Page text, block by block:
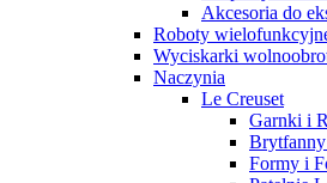
Akcesoria do
Roboty
Wyciskarki
Naczynia
Le Creuset
Garnki i
Formy i